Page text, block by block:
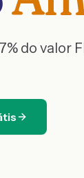
% do valor